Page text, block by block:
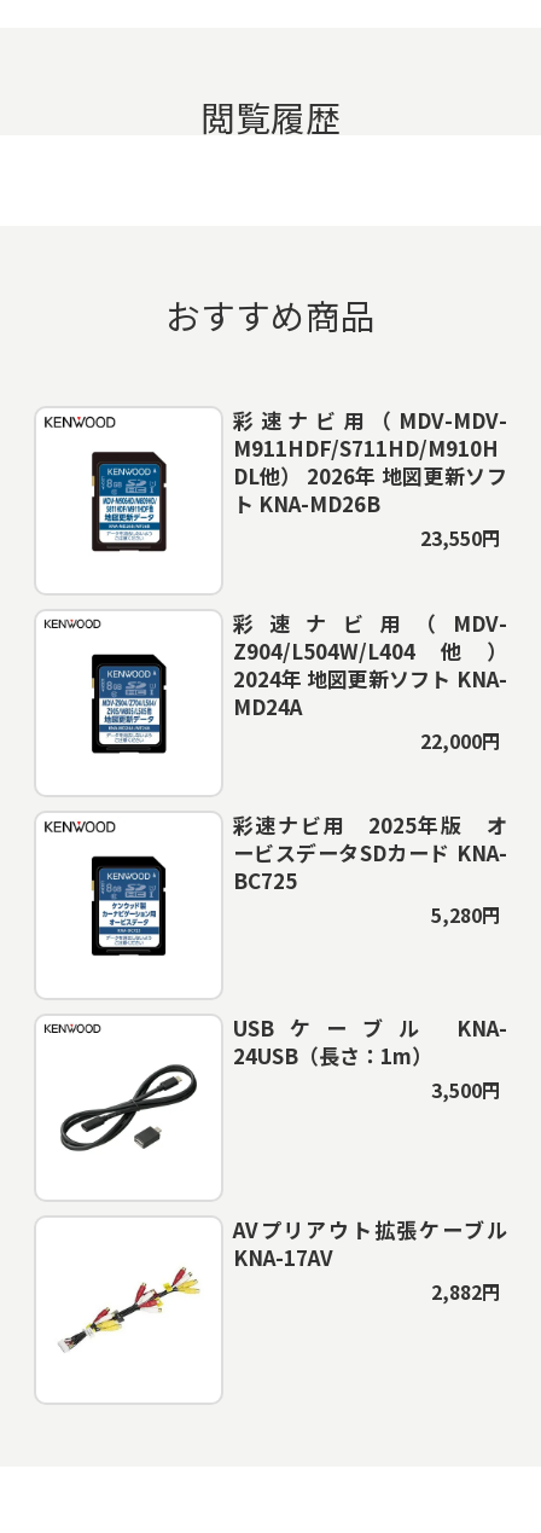
閲覧履歴
おすすめ商品
彩速ナビ用（MDV-MDV-
M911HDF/S711HD/M910H
DL他） 2026年 地図更新ソフ
ト KNA-MD26B
23,550円
彩速ナビ用（MDV-
Z904/L504W/L404他）
2024年 地図更新ソフト KNA-
MD24A
22,000円
彩速ナビ用 2025年版 オ
ービスデータSDカード KNA-
BC725
5,280円
USBケーブル KNA-
24USB（長さ：1m）
3,500円
AVプリアウト拡張ケーブル
KNA-17AV
2,882円